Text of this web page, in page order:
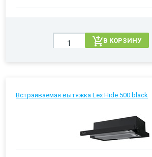
В КОРЗИНУ
Встраиваемая вытяжка Lex Hide 500 black